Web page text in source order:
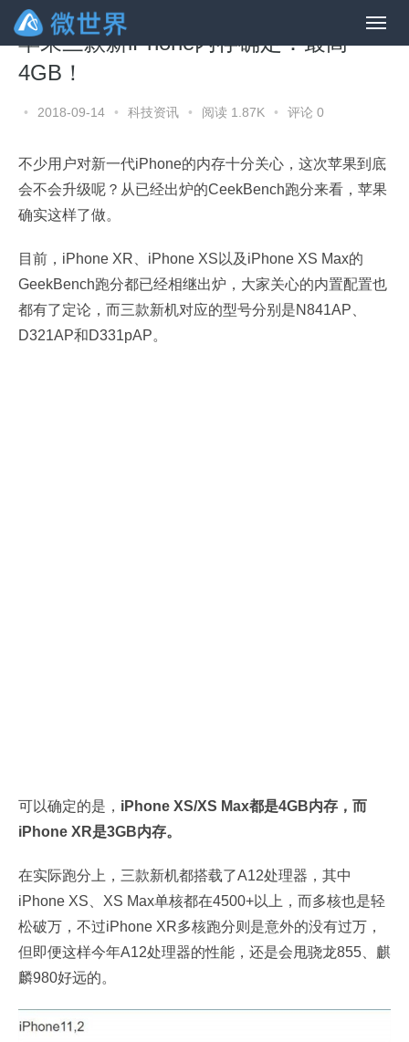
苹果三款新iPhone内存确定：最高
4GB！
• 2018-09-14 • 科技资讯 • 阅读 1.87K • 评论 0
不少用户对新一代iPhone的内存十分关心，这次苹果到底
会不会升级呢？从已经出炉的CeekBench跑分来看，苹果
确实这样了做。
目前，iPhone XR、iPhone XS以及iPhone XS Max的
GeekBench跑分都已经相继出炉，大家关心的内置配置也
都有了定论，而三款新机对应的型号分别是N841AP、
D321AP和D331pAP。
可以确定的是， iPhone XS/XS Max都是4GB内存，而
iPhone XR是3GB内存。
在实际跑分上，三款新机都搭载了A12处理器，其中
iPhone XS、XS Max单核都在4500+以上，而多核也是轻
松破万，不过iPhone XR多核跑分则是意外的没有过万，
但即便这样今年A12处理器的性能，还是会甩骁龙855、麒
麟980好远的。